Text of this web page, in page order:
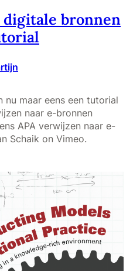
bronnen
nu maar eens een tutorial
naar e-bronnen
APA verwijzen naar e-
Schaik on Vimeo.